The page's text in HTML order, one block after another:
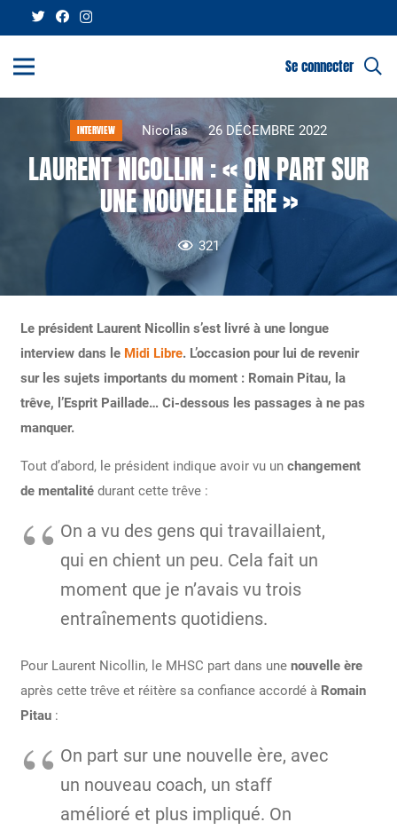
Se connecter
INTERVIEW Nicolas 26 DÉCEMBRE 2022
LAURENT NICOLLIN : « ON PART SUR
UNE NOUVELLE ÈRE »
321
Le président Laurent Nicollin s’est livré à une longue
interview dans le Midi Libre. L’occasion pour lui de revenir
sur les sujets importants du moment : Romain Pitau, la
trêve, l’Esprit Paillade… Ci-dessous les passages à ne pas
manquer.
Tout d’abord, le président indique avoir vu un changement
de mentalitédurant cette trêve :
On a vu des gens qui travaillaient,
qui en chient un peu. Cela fait un
moment que je n’avais vu trois
entraînements quotidiens.
Pour Laurent Nicollin, le MHSC part dans une nouvelle ère
après cette trêve et réitère sa confiance accordé à Romain
Pitau:
On part sur une nouvelle ère, avec
un nouveau coach, un staff
amélioré et plus impliqué. On